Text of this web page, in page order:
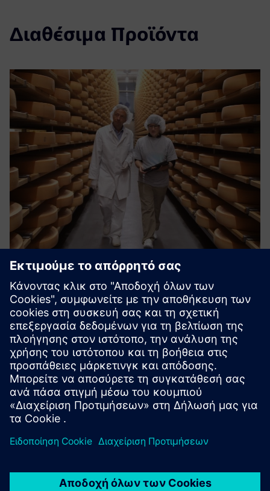
Διαθέσιμα Προϊόντα
Smart cheese aging using
"storage" by digifai
Το Storage by Digifai είναι μια έξυπνη λύση διαχείρισης
αποθήκης σχεδιασμένη για κελάρια τυριών. Εξασφαλίζει
πλήρη ιχνηλασιμότητα, αποτελεσματικές διαδικασίες
γήρανσης και έλεγχο σε πραγματικό χρόνο του
αποθέματος τυριών σας.
Μάθετε περισσότερα